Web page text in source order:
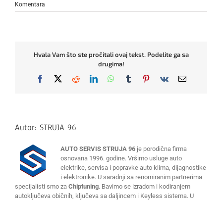
Komentara
Hvala Vam što ste pročitali ovaj tekst. Podelite ga sa
drugima!
Facebook
X RedditLinkedInWhatsApp
TumblrPinterest
Vk Email
Autor: STRUJA 96
AUTO SERVIS STRUJA 96 je porodična firma
osnovana 1996. godine. Vršimo usluge auto
elektrike, servisa i popravke auto klima, dijagnostike
i elektronike. U saradnji sa renomiranim partnerima
specijalisti smo za Chiptuning. Bavimo se izradom i kodiranjem
autoključeva običnih, ključeva sa daljincem i Keyless sistema. U